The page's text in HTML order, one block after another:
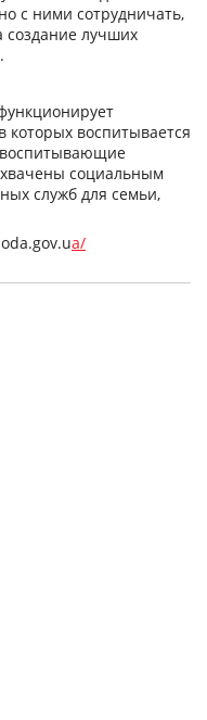
с ними сотрудничать,
создание лучших
которых воспитывается
социальным
служб для семьи,
a/